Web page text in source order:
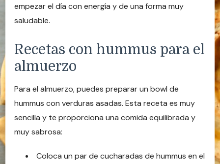
empezar el día con energía y de una forma muy
saludable.
Recetas con hummus para el
almuerzo
Para el almuerzo, puedes preparar un bowl de
hummus con verduras asadas. Esta receta es muy
sencilla y te proporciona una comida equilibrada y
muy sabrosa:
Coloca un par de cucharadas de hummus en el